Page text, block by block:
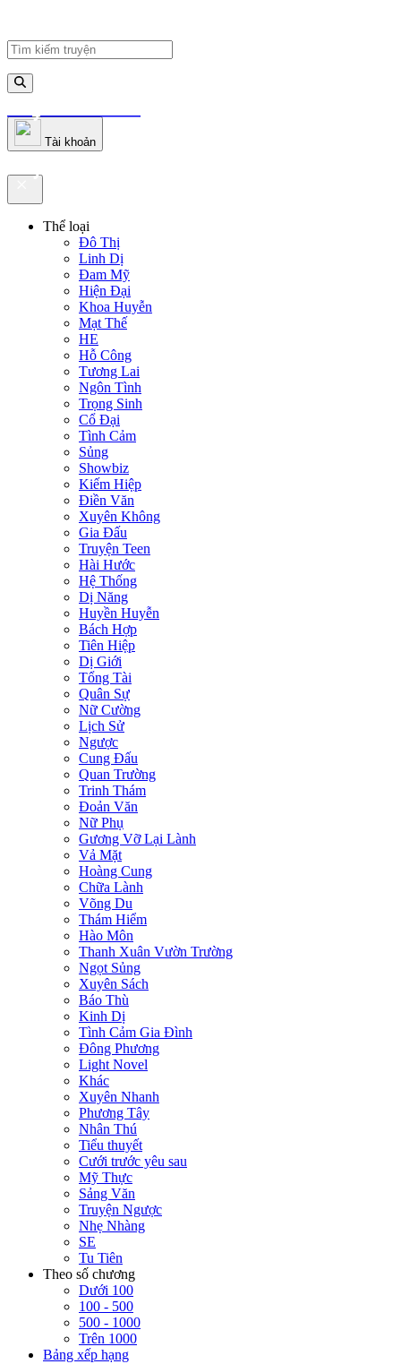
truyenfullz.com
Tài khoản
truyenfullz.com
Thể loại
Đô Thị
Linh Dị
Đam Mỹ
Hiện Đại
Khoa Huyễn
Mạt Thế
HE
Hỗ Công
Tương Lai
Ngôn Tình
Trọng Sinh
Cổ Đại
Tình Cảm
Sủng
Showbiz
Kiếm Hiệp
Điền Văn
Xuyên Không
Gia Đấu
Truyện Teen
Hài Hước
Hệ Thống
Dị Năng
Huyền Huyễn
Bách Hợp
Tiên Hiệp
Dị Giới
Tổng Tài
Quân Sự
Nữ Cường
Lịch Sử
Ngược
Cung Đấu
Quan Trường
Trinh Thám
Đoản Văn
Nữ Phụ
Gương Vỡ Lại Lành
Vả Mặt
Hoàng Cung
Chữa Lành
Võng Du
Thám Hiểm
Hào Môn
Thanh Xuân Vườn Trường
Ngọt Sủng
Xuyên Sách
Báo Thù
Kinh Dị
Tình Cảm Gia Đình
Đông Phương
Light Novel
Khác
Xuyên Nhanh
Phương Tây
Nhân Thú
Tiểu thuyết
Cưới trước yêu sau
Mỹ Thực
Sảng Văn
Truyện Ngược
Nhẹ Nhàng
SE
Tu Tiên
Theo số chương
Dưới 100
100 - 500
500 - 1000
Trên 1000
Bảng xếp hạng